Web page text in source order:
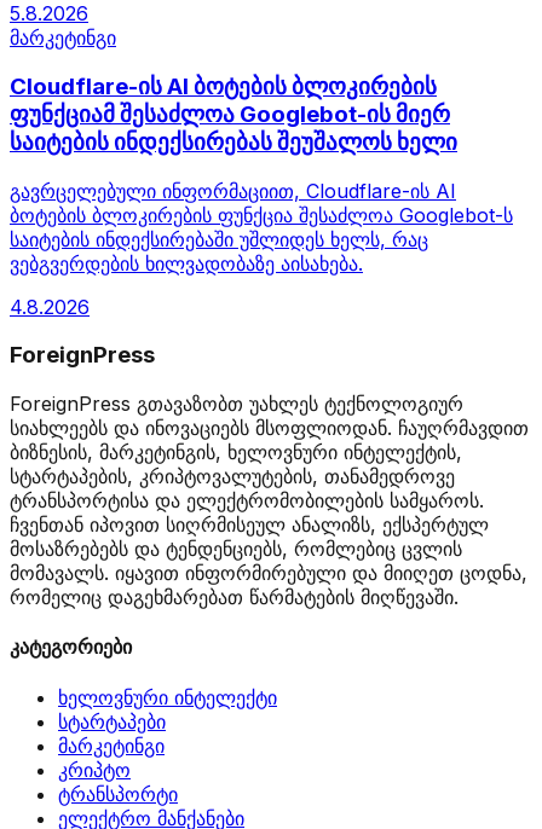
5.8.2026
მარკეტინგი
Cloudflare-ის AI ბოტების ბლოკირების
ფუნქციამ შესაძლოა Googlebot-ის მიერ
საიტების ინდექსირებას შეუშალოს ხელი
გავრცელებული ინფორმაციით, Cloudflare-ის AI
ბოტების ბლოკირების ფუნქცია შესაძლოა Googlebot-ს
საიტების ინდექსირებაში უშლიდეს ხელს, რაც
ვებგვერდების ხილვადობაზე აისახება.
4.8.2026
ForeignPress
ForeignPress გთავაზობთ უახლეს ტექნოლოგიურ
სიახლეებს და ინოვაციებს მსოფლიოდან. ჩაუღრმავდით
ბიზნესის, მარკეტინგის, ხელოვნური ინტელექტის,
სტარტაპების, კრიპტოვალუტების, თანამედროვე
ტრანსპორტისა და ელექტრომობილების სამყაროს.
ჩვენთან იპოვით სიღრმისეულ ანალიზს, ექსპერტულ
მოსაზრებებს და ტენდენციებს, რომლებიც ცვლის
მომავალს. იყავით ინფორმირებული და მიიღეთ ცოდნა,
რომელიც დაგეხმარებათ წარმატების მიღწევაში.
კატეგორიები
ხელოვნური ინტელექტი
სტარტაპები
მარკეტინგი
კრიპტო
ტრანსპორტი
ელექტრო მანქანები